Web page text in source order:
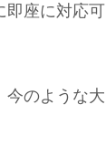
即座に対応可
今のような大